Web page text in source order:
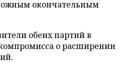
окончательным
обеих партий в
о расширении